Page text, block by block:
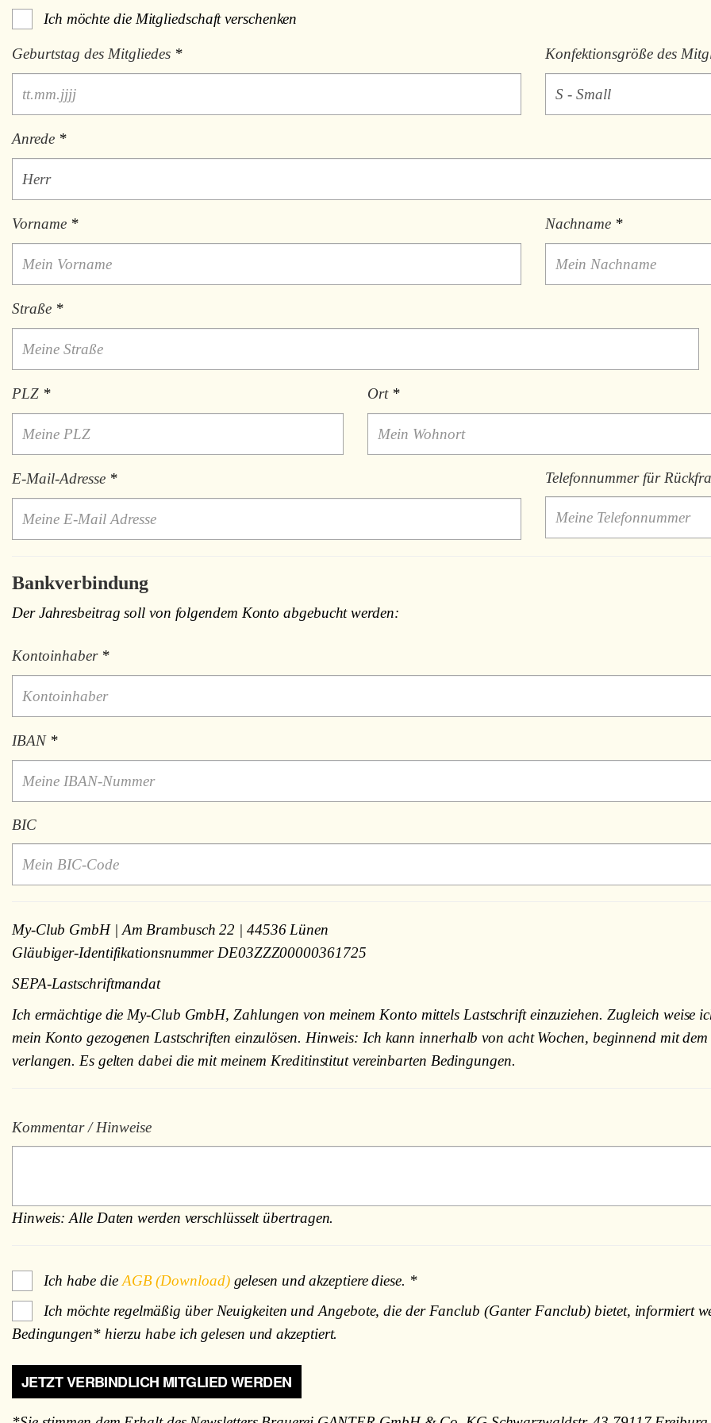
Ich möchte die Mitgliedschaft verschenken
Geburtstag des Mitgliedes * Konfektionsgröße des
Anrede *
Vorname * Nachname *
Straße *
PLZ * Ort *
E-Mail-Adresse * Telefonnummer für
Bankverbindung
Der Jahresbeitrag soll von folgendem Konto abgebucht werden:
Kontoinhaber *
IBAN *
BIC
My-Club GmbH | Am Brambusch 22 | 44536 Lünen
Gläubiger-Identifikationsnummer DE03ZZZ00000361725
SEPA-Lastschriftmandat
Ich ermächtige die My-Club GmbH, Zahlungen von meinem Konto mittels Lastschrift einzuziehen. Zugleich
mein Konto gezogenen Lastschriften einzulösen. Hinweis: Ich kann innerhalb von acht Wochen, beginnend mit
verlangen. Es gelten dabei die mit meinem Kreditinstitut vereinbarten Bedingungen.
Kommentar / Hinweise
Hinweis: Alle Daten werden verschlüsselt übertragen.
Ich habe die AGB (Download)gelesen und akzeptiere diese. *
Ich möchte regelmäßig über Neuigkeiten und Angebote, die der Fanclub (Ganter Fanclub) bietet, informiert
Bedingungen* hierzu habe ich gelesen und akzeptiert.